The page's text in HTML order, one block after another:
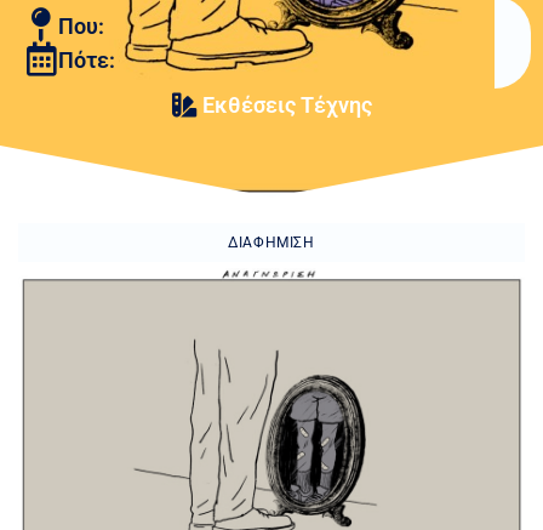
Που:
Πότε:
Εκθέσεις Τέχνης
ΔΙΑΦΉΜΙΣΗ